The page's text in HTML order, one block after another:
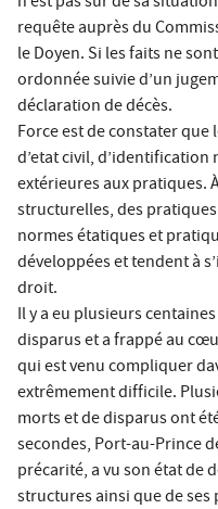
requête auprès du
le Doyen. Si les faits ne
ordonnée suivie d’un
déclaration de décès.
Force est de constater
d’etat civil,
extérieures aux pratiques.
structurelles, des
normes étatiques et
développées et tendent à
droit.
Il y a eu plusieurs
disparus et a frappé au
qui est venu compliquer
extrêmement difficile.
morts et de disparus ont
secondes, Port-au-Prince
précarité, a vu son état de
structures ainsi que de ses